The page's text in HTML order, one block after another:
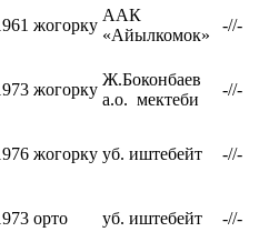
жогорку
ААК
«Айылкомок»
-//-
жогорку
Ж.Боконбаев
а.о. мектеби
-//-
жогорку уб. иштебейт -//-
орто уб. иштебейт -//-